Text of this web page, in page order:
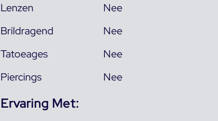
Lenzen
Nee
Brildragend
Nee
Tatoeages
Nee
Piercings
Nee
Ervaring Met: